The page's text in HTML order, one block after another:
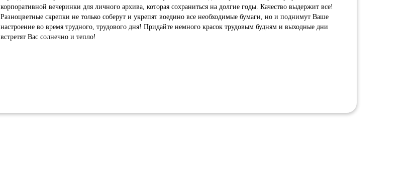
Альбом для аппликаций
Альбомы
Школьные журналы
Штрих маркер
Глобусы
корпоративной вечеринки для личного архива, которая сохраниться на долгие годы. Качество выдержит все!
Разноцветные скрепки не только соберут и укрепят воедино все необходимые бумаги, но и поднимут Ваше
настроение во время трудного, трудового дня! Придайте немного красок трудовым будням и выходные дни
встретят Вас солнечно и тепло!